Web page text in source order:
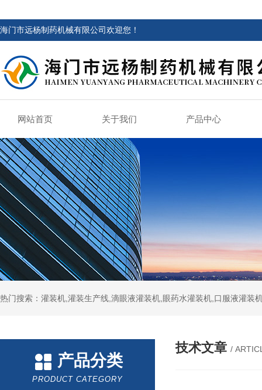
海门市远杨制药机械有限公司欢迎您！
网站首页 关于我们 产品中心
热门搜索：灌装机,灌装生产线,滴眼液灌装机,眼药水灌装机,口服液灌装
产品分类
PRODUCT CATEGORY
技术文章 /